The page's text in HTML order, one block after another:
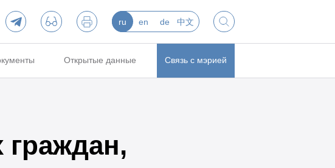
ru en de 中文
Открытые данные Связь с мэрией